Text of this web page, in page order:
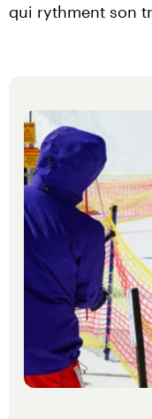
qui rythment son